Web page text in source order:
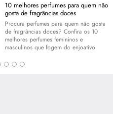
10 melhores perfumes para quem não
gosta de fragrâncias doces
Procura perfumes para quem não gosta
de fragrâncias doces? Confira os 10
melhores perfumes femininos e
masculinos que fogem do enjoativo